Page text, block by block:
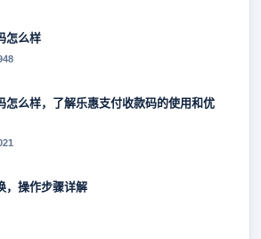
怎么样
怎么样，了解乐惠支付收款码的使用和优
，操作步骤详解